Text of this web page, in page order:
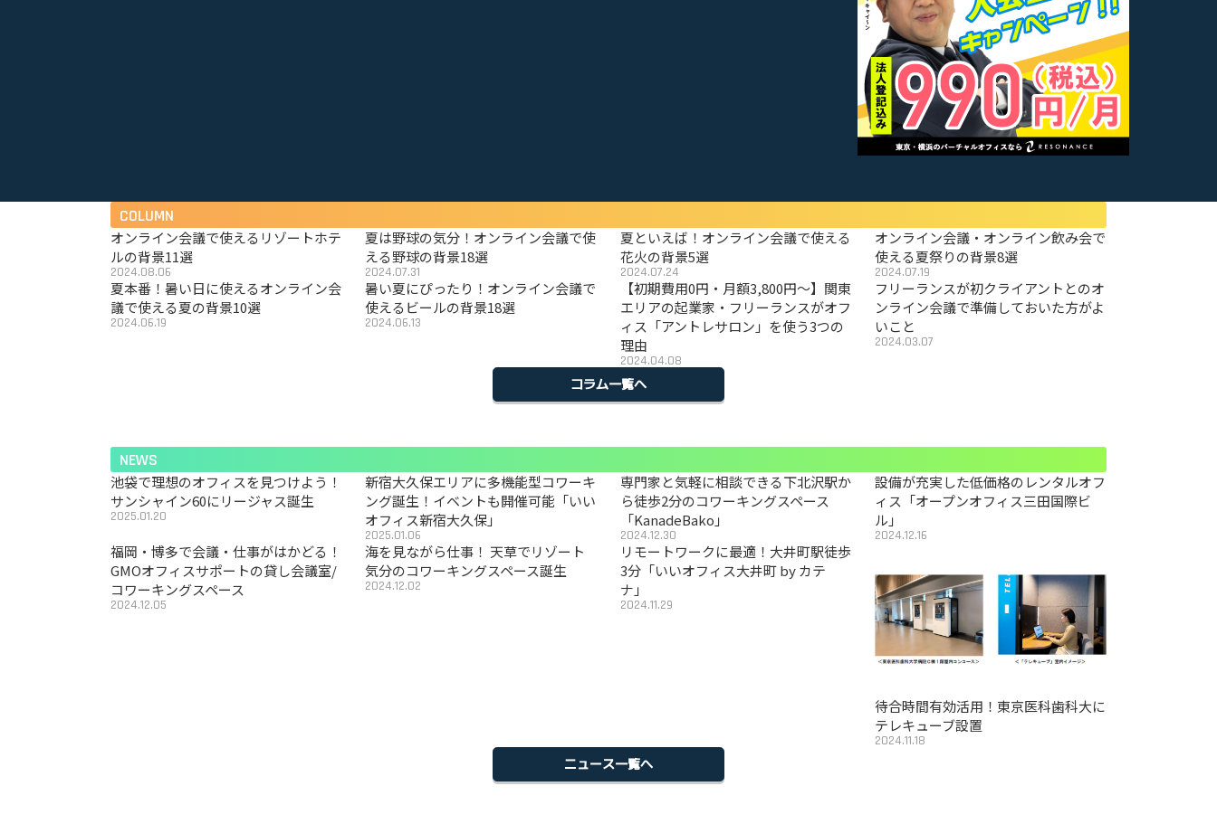
COLUMN
オンライン会議で使えるリゾートホテ
ルの背景11選
2024.08.06
夏は野球の気分！オンライン会議で使
える野球の背景18選
2024.07.31
夏といえば！オンライン会議で使える
花火の背景5選
2024.07.24
オンライン会議・オンライン飲み会で
使える夏祭りの背景8選
2024.07.19
夏本番！暑い日に使えるオンライン会
議で使える夏の背景10選
2024.06.19
暑い夏にぴったり！オンライン会議で
使えるビールの背景18選
2024.06.13
【初期費用0円・月額3,800円〜】関東
エリアの起業家・フリーランスがオフ
ィス「アントレサロン」を使う3つの
理由
2024.04.08
フリーランスが初クライアントとのオ
ンライン会議で準備しておいた方がよ
いこと
2024.03.07
コラム一覧へ
NEWS
池袋で理想のオフィスを見つけよう！
サンシャイン60にリージャス誕生
2025.01.20
新宿大久保エリアに多機能型コワーキ
ング誕生！イベントも開催可能「いい
オフィス新宿大久保」
2025.01.06
専門家と気軽に相談できる下北沢駅か
ら徒歩2分のコワーキングスペース
「KanadeBako」
2024.12.30
設備が充実した低価格のレンタルオフ
ィス「オープンオフィス三田国際ビ
ル」
2024.12.16
福岡・博多で会議・仕事がはかどる！
GMOオフィスサポートの貸し会議室/
コワーキングスペース
2024.12.05
海を見ながら仕事！ 天草でリゾート
気分のコワーキングスペース誕生
2024.12.02
リモートワークに最適！大井町駅徒歩
3分「いいオフィス大井町 by カテ
ナ」
2024.11.29
待合時間有効活用！東京医科歯科大に
テレキューブ設置
2024.11.18
ニュース一覧へ